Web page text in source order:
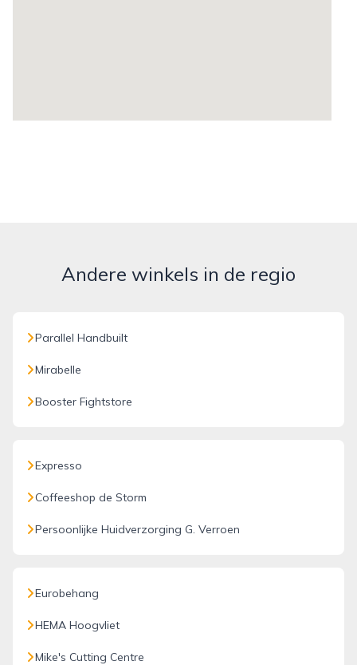
Andere winkels in de regio
Parallel Handbuilt
Mirabelle
Booster Fightstore
Expresso
Coffeeshop de Storm
Persoonlijke Huidverzorging G. Verroen
Eurobehang
HEMA Hoogvliet
Mike's Cutting Centre